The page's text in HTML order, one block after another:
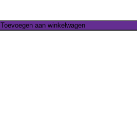
Toevoegen aan winkelwagen